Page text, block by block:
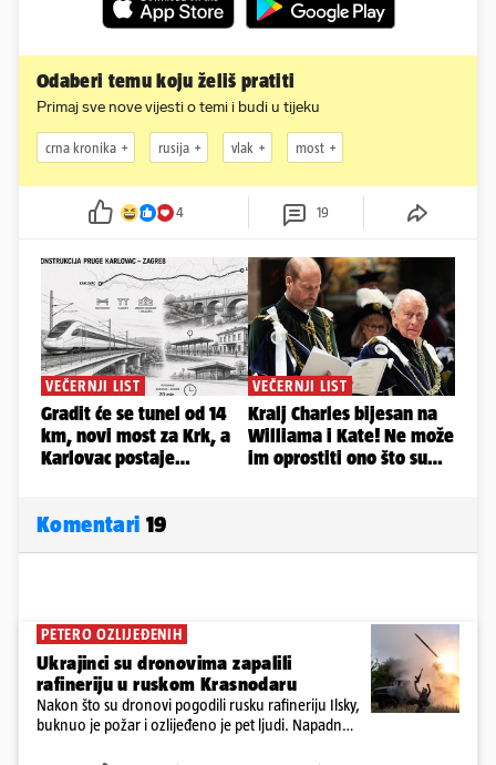
Odaberi temu koju želiš pratiti
Primaj sve nove vijesti o temi i budi u tijeku
crna kronika rusija vlak most
4 19
Komentari 19
PETERO OZLIJEĐENIH
Ukrajinci su dronovima zapalili
rafineriju u ruskom Krasnodaru
Nakon što su dronovi pogodili rusku rafineriju Ilsky,
buknuo je požar i ozlijeđeno je pet ljudi. Napadnut